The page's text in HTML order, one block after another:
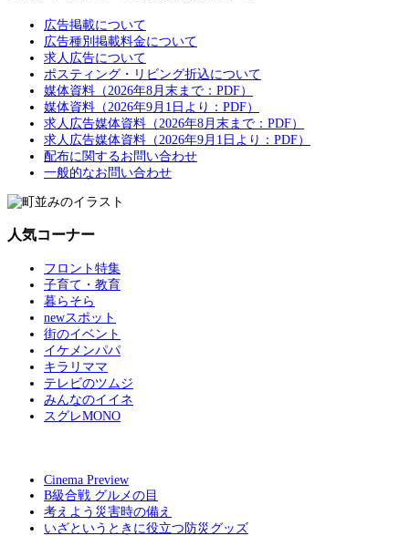
広告掲載について
広告種別掲載料金について
求人広告について
ポスティング・リビング折込について
媒体資料（2026年8月末まで：PDF）
媒体資料（2026年9月1日より：PDF）
求人広告媒体資料（2026年8月末まで：PDF）
求人広告媒体資料（2026年9月1日より：PDF）
配布に関するお問い合わせ
一般的なお問い合わせ
人気コーナー
フロント特集
子育て・教育
暮らそら
newスポット
街のイベント
イケメンパパ
キラリママ
テレビのツムジ
みんなのイイネ
スグレMONO
Cinema Preview
B級合戦 グルメの目
考えよう災害時の備え
いざというときに役立つ防災グッズ